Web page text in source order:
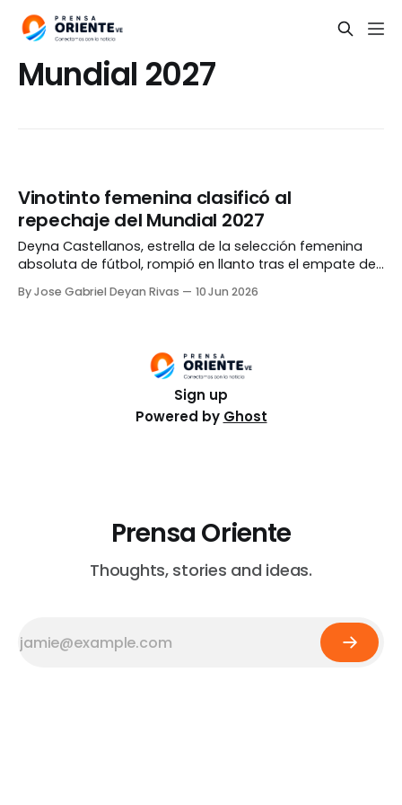
Mundial 2027
Vinotinto femenina clasificó al
repechaje del Mundial 2027
Deyna Castellanos, estrella de la selección femenina
absoluta de fútbol, rompió en llanto tras el empate de
Liga Femenina de Naciones, lo que le valió a la oncena
By Jose Gabriel Deyan Rivas 10 Jun 2026
Sign up
Powered by Ghost
Prensa Oriente
Thoughts, stories and ideas.